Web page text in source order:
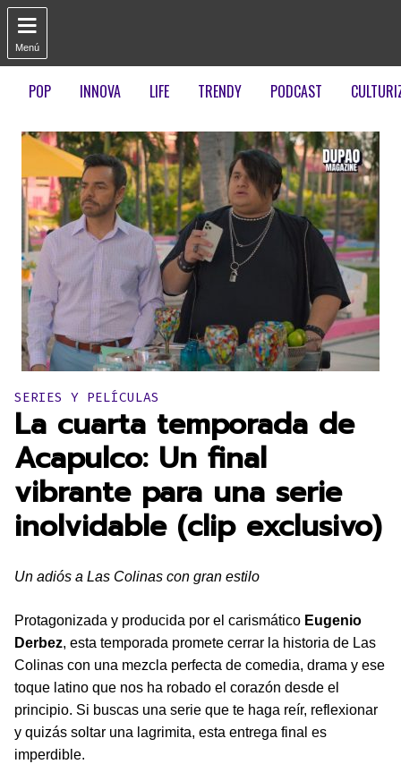

Menú
POP INNOVA LIFE TRENDY PODCAST
Publicado en:
SERIES Y PELÍCULAS
La cuarta temporada de
Acapulco: Un final
vibrante para una serie
inolvidable (clip exclusivo)
Un adiós a Las Colinas con gran estilo
Protagonizada y producida por el carismático Eugenio
Derbez, esta temporada promete cerrar la historia de Las
Colinas con una mezcla perfecta de comedia, drama y ese
toque latino que nos ha robado el corazón desde el
principio. Si buscas una serie que te haga reír, reflexionar
y quizás soltar una lagrimita, esta entrega final es
imperdible.